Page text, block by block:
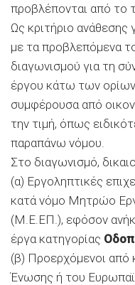
προβλέπονται από το
Ως κριτήριο
με τα προβλεπόμενα
διαγωνισμού για τη
έργου κάτω των
συμφέρουσα από
την τιμή, όπως
παραπάνω νόμου.
Στο διαγωνισμό,
(α) Εργοληπτικές
κατά νόμο Μητρώο
(Μ.Ε.ΕΠ.), εφόσον
έργα κατηγορίας
(β) Προερχόμενοι από
Ένωσης ή του